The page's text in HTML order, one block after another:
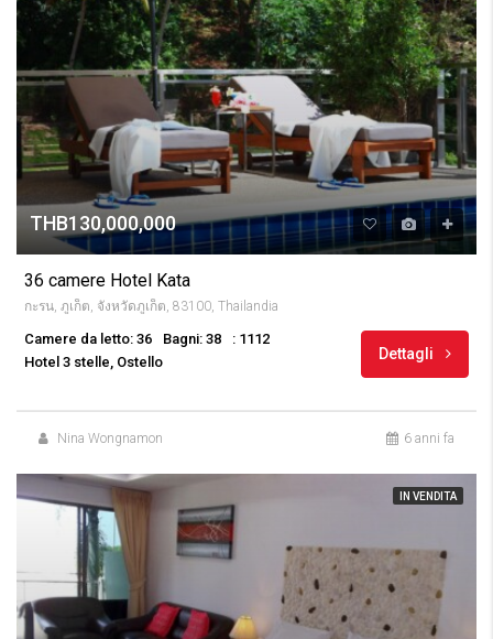
THB130,000,000
36 camere Hotel Kata
กะรน, ภูเก็ต, จังหวัดภูเก็ต, 83100, Thailandia
Camere da letto: 36 Bagni: 38
: 1112
Hotel 3 stelle, Ostello
Dettagli
Nina Wongnamon 6 anni fa
IN VENDITA